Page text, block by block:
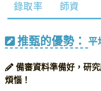
錄取率 師資
推甄的優勢： 平
備審資料準備好，研
煩惱！